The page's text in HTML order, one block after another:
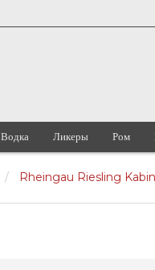
Водка Ликеры Ром
Rheingau Riesling